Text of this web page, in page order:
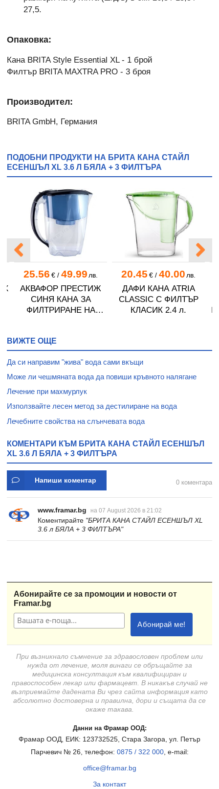
27,5.
Опаковка:
Кана BRITA Style Essential XL - 1 брой
Филтър BRITA MAXTRA PRO - 3 броя
Производител:
BRITA GmbH, Германия
ПОДОБНИ ПРОДУКТИ НА БРИТА КАНА СТАЙЛ
ЕСЕНШЪЛ XL 3.6 Л БЯЛА + 3 ФИЛТЪРА
25.56 €/ 49.99 лв.
АКВАФОР ПРЕСТИЖ
СИНЯ КАНА ЗА
ФИЛТРИРАНЕ НА
20.45 €/ 40.00 лв.
ДАФИ КАНА ATRIA
CLASSIC С ФИЛТЪР
КЛАСИК 2.4 л.
ВИЖТЕ ОЩЕ
Да си направим "жива" вода сами вкъщи
Може ли чешмяната вода да повиши кръвното налягане
Лечение при махмурлук
Използвайте лесен метод за дестилиране на вода
Лечебните свойства на слънчевата вода
КОМЕНТАРИ КЪМ БРИТА КАНА СТАЙЛ ЕСЕНШЪЛ
XL 3.6 Л БЯЛА + 3 ФИЛТЪРА
Напиши коментар 0 коментара
www.framar.bg на 07 August 2026 в 21:02
Коментирайте "БРИТА КАНА СТАЙЛ ЕСЕНШЪЛ XL
3.6 л БЯЛА + 3 ФИЛТЪРА"
Абонирайте се за промоции и новости от
Framar.bg
При възникнало съмнение за здравословен проблем или
нужда от лечение, моля винаги се обръщайте за
медицинска консултация към квалифициран и
правоспособен лекар или фармацевт. В никакъв случай не
възприемайте дадената Ви чрез сайта информация като
абсолютно достоверна и правилна, дори и същата да се
окаже такава.
Данни на Фрамар ООД:
Фрамар ООД, ЕИК: 123732525, Стара Загора, ул. Петър
Парчевич № 26, телефон: 0875 / 322 000, e-mail:
office@framar.bg
За контакт